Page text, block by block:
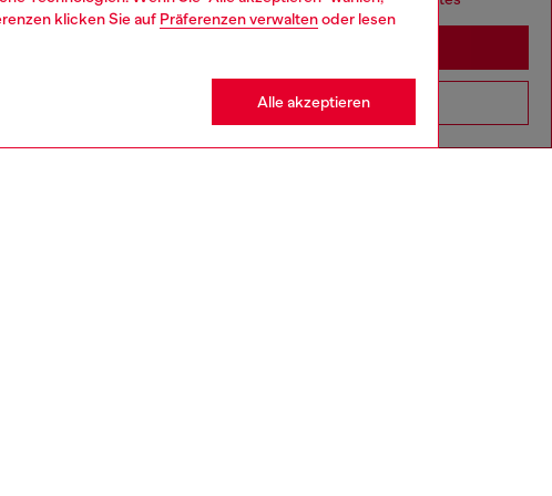
klicken Sie auf Präferenzen verwaltenoder lesen
Alle akzeptieren
Go to United States